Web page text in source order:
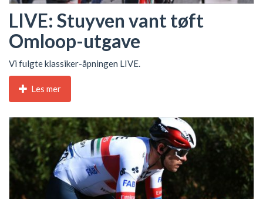
LIVE: Stuyven vant tøft
Omloop-utgave
Vi fulgte klassiker-åpningen LIVE.
Les mer